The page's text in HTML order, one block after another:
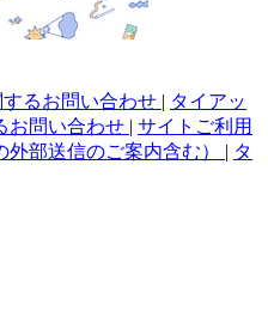
るお問い合わせ | タイアッ
お問い合わせ | サイトご利用
部送信のご案内含む） | タ